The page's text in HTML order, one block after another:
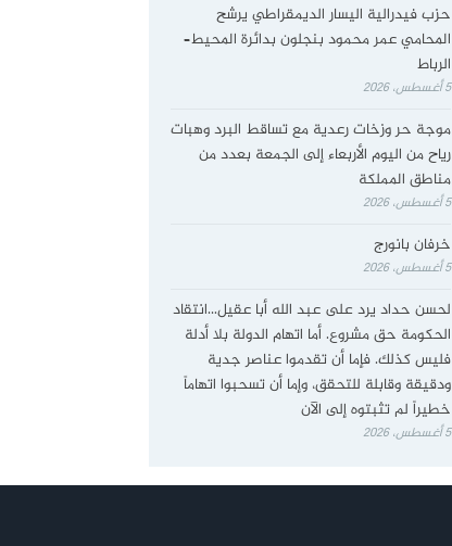
حزب فيدرالية اليسار الديمقراطي يرشح
المحامي عمر محمود بنجلون بدائرة المحيط–
الرباط
5 أغسطس، 2026
موجة حر وزخات رعدية مع تساقط البرد وهبات
رياح من اليوم الأربعاء إلى الجمعة بعدد من
مناطق المملكة
5 أغسطس، 2026
خرفان بانورج
5 أغسطس، 2026
لحسن حداد يرد على عبد الله أبا عقيل…انتقاد
الحكومة حق مشروع. أما اتهام الدولة بلا أدلة
فليس كذلك. فإما أن تقدموا عناصر جدية
ودقيقة وقابلة للتحقق، وإما أن تسحبوا اتهاماً
خطيراً لم تثبتوه إلى الآن
5 أغسطس، 2026